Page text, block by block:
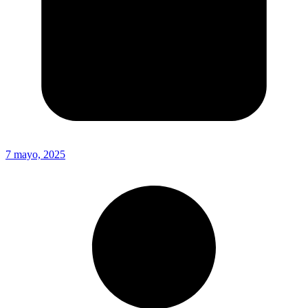
7 mayo, 2025